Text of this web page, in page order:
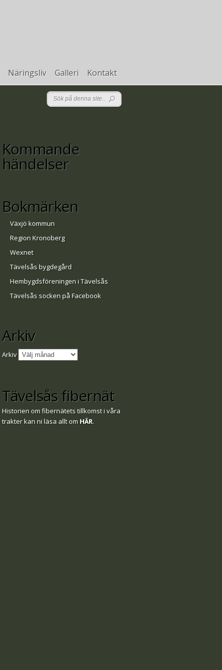
Näringsliv Galleri Kontakt
Kommande
händelser
Bokmärken
Växjö kommun
Region Kronoberg
Wexnet
Tävelsås bygdegård
Hembygdsföreningen i Tävelsås
Tävelsås socken på Facebook
Arkiv
Arkiv
Tävelsås fibernät
Historien om fibernätets tillkomst i våra
trakter kan ni läsa allt om HÄR.